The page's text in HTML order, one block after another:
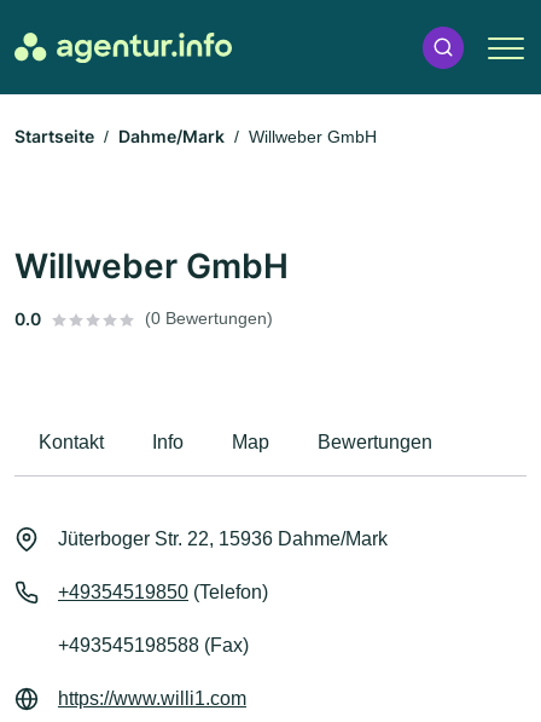
Startseite Dahme/Mark Willweber GmbH
Willweber GmbH
0.0 (0 Bewertungen)
Kontakt Info Map Bewertungen
Jüterboger Str. 22, 15936 Dahme/Mark
+49354519850 (Telefon)
+493545198588 (Fax)
https://www.willi1.com